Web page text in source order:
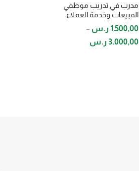
مدرب في تدريب موظفي
المبيعات وخدمة العملاء
1.500,00 ر.س –
3.000,00 ر.س